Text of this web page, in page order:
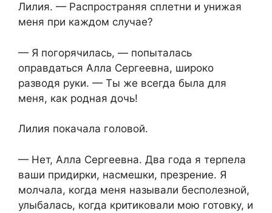
Лилия. — Распространяя сплетни и унижая
меня при каждом случае?
— Я погорячилась, — попыталась
оправдаться Алла Сергеевна, широко
разводя руки. — Ты же всегда была для
меня, как родная дочь!
Лилия покачала головой.
— Нет, Алла Сергеевна. Два года я терпела
ваши придирки, насмешки, презрение. Я
молчала, когда меня называли бесполезной,
улыбалась, когда критиковали мою готовку, и